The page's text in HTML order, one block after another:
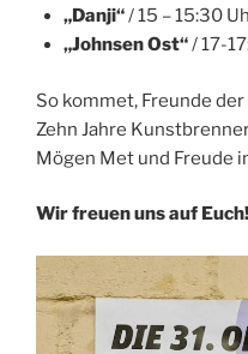
„Danji“/ 15 – 15:30
„Johnsen Ost“/ 17-
So kommet, Freunde
Zehn Jahre
Mögen Met und Freude
Wir freuen uns auf Euch!